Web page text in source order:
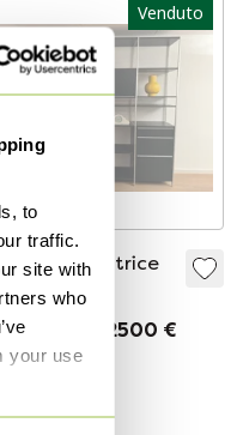
to
traffic.
site with
who
your use
Venduto
di matrice
per2500 €